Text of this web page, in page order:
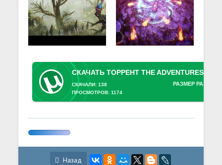
РАЗМЕР
СКАЧАЛИ: 138
ПРОСМОТРОВ: 1174
Назад